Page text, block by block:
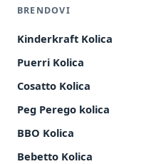
BRENDOVI
Kinderkraft Kolica
Puerri Kolica
Cosatto Kolica
Peg Perego kolica
BBO Kolica
Bebetto Kolica